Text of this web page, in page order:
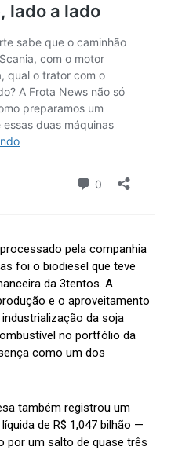
pela companhia
foi o biodiesel que teve
da 3tentos. A
e o aproveitamento
da soja
no portfólio da
como um dos
também registrou um
de R$ 1,047 bilhão —
por um salto de quase três